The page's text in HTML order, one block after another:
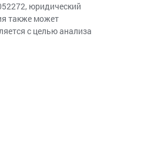
юридический
также может
с целью анализа